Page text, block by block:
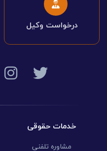
درخواست وکیل
خدمات حقوقی
مشاوره تلفنی